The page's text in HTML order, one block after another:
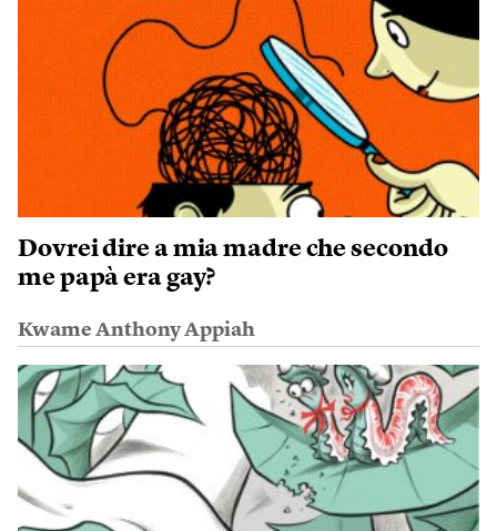
Dovrei dire a mia madre che secondo
me papà era gay?
Kwame Anthony Appiah